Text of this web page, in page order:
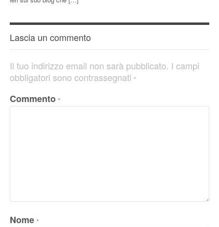
Lascia un commento
Il tuo indirizzo email non sarà pubblicato. I campi
obbligatori sono contrassegnati *
Commento *
Nome *